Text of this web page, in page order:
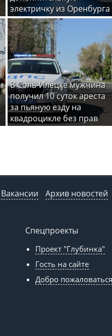
электричку из Оренбурга
В Соль-Илецке мужчина
получил 10 суток ареста
за пьяную езду на
квадроцикле без прав
Вакансии Архив новостей
Спецпроекты
Проект "Глубинка"
Гость на сайте
Добро пожаловаться